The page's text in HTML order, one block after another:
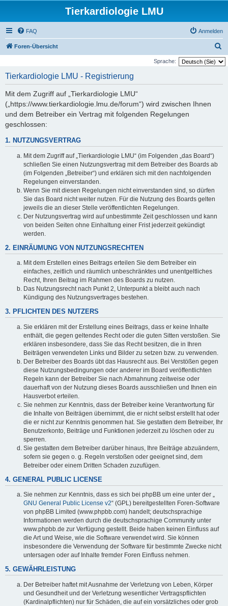
Tierkardiologie LMU
FAQ Anmelden
Foren-Übersicht
u
Sprache:
Tierkardiologie LMU - Registrierung
Mit dem Zugriff auf „Tierkardiologie LMU“
(„https://www.tierkardiologie.lmu.de/forum“) wird zwischen Ihnen
und dem Betreiber ein Vertrag mit folgenden Regelungen
geschlossen:
1. NUTZUNGSVERTRAG
Mit dem Zugriff auf „Tierkardiologie LMU“ (im Folgenden „das Board“)
schließen Sie einen Nutzungsvertrag mit dem Betreiber des Boards ab
(im Folgenden „Betreiber“) und erklären sich mit den nachfolgenden
Regelungen einverstanden.
Wenn Sie mit diesen Regelungen nicht einverstanden sind, so dürfen
Sie das Board nicht weiter nutzen. Für die Nutzung des Boards gelten
jeweils die an dieser Stelle veröffentlichten Regelungen.
Der Nutzungsvertrag wird auf unbestimmte Zeit geschlossen und kann
von beiden Seiten ohne Einhaltung einer Frist jederzeit gekündigt
werden.
2. EINRÄUMUNG VON NUTZUNGSRECHTEN
Mit dem Erstellen eines Beitrags erteilen Sie dem Betreiber ein
einfaches, zeitlich und räumlich unbeschränktes und unentgeltliches
Recht, Ihren Beitrag im Rahmen des Boards zu nutzen.
Das Nutzungsrecht nach Punkt 2, Unterpunkt a bleibt auch nach
Kündigung des Nutzungsvertrages bestehen.
3. PFLICHTEN DES NUTZERS
Sie erklären mit der Erstellung eines Beitrags, dass er keine Inhalte
enthält, die gegen geltendes Recht oder die guten Sitten verstoßen. Sie
erklären insbesondere, dass Sie das Recht besitzen, die in Ihren
Beiträgen verwendeten Links und Bilder zu setzen bzw. zu verwenden.
Der Betreiber des Boards übt das Hausrecht aus. Bei Verstößen gegen
diese Nutzungsbedingungen oder anderer im Board veröffentlichten
Regeln kann der Betreiber Sie nach Abmahnung zeitweise oder
dauerhaft von der Nutzung dieses Boards ausschließen und Ihnen ein
Hausverbot erteilen.
Sie nehmen zur Kenntnis, dass der Betreiber keine Verantwortung für
die Inhalte von Beiträgen übernimmt, die er nicht selbst erstellt hat oder
die er nicht zur Kenntnis genommen hat. Sie gestatten dem Betreiber, Ihr
Benutzerkonto, Beiträge und Funktionen jederzeit zu löschen oder zu
sperren.
Sie gestatten dem Betreiber darüber hinaus, Ihre Beiträge abzuändern,
sofern sie gegen o. g. Regeln verstoßen oder geeignet sind, dem
Betreiber oder einem Dritten Schaden zuzufügen.
4. GENERAL PUBLIC LICENSE
Sie nehmen zur Kenntnis, dass es sich bei phpBB um eine unter der „
GNU General Public License v2“ (GPL) bereitgestellten Foren-Software
von phpBB Limited (www.phpbb.com) handelt; deutschsprachige
Informationen werden durch die deutschsprachige Community unter
www.phpbb.de zur Verfügung gestellt. Beide haben keinen Einfluss auf
die Art und Weise, wie die Software verwendet wird. Sie können
insbesondere die Verwendung der Software für bestimmte Zwecke nicht
untersagen oder auf Inhalte fremder Foren Einfluss nehmen.
5. GEWÄHRLEISTUNG
Der Betreiber haftet mit Ausnahme der Verletzung von Leben, Körper
und Gesundheit und der Verletzung wesentlicher Vertragspflichten
(Kardinalpflichten) nur für Schäden, die auf ein vorsätzliches oder grob